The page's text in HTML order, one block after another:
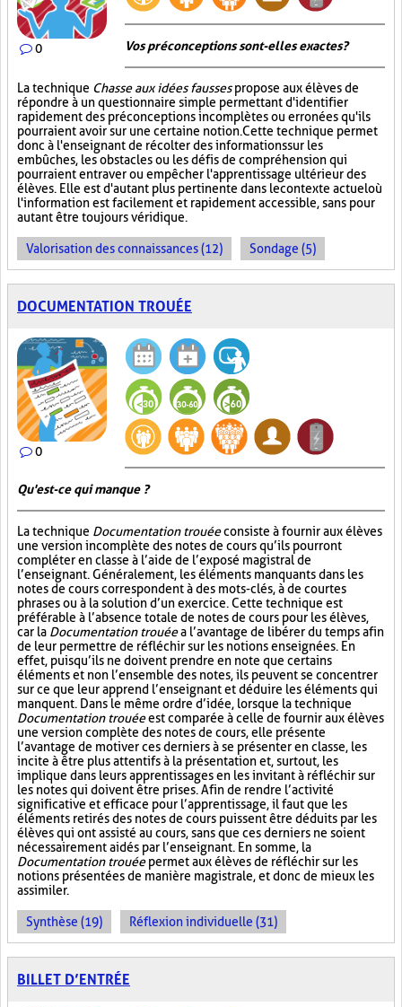
0 Vos préconceptions sont-elles exactes ?
La technique Chasse aux idées faussespropose aux élèves de
répondre à un questionnaire simple permettant d'identifier
rapidement des préconceptions incomplètes ou erronées qu'ils
pourraient avoir sur une certaine notion. Cette technique permet
donc à l'enseignant de récolter des informations sur les
embûches, les obstacles ou les défis de compréhension qui
pourraient entraver ou empêcher l'apprentissage ultérieur des
élèves. Elle est d'autant plus pertinente dans le contexte actuel où
l'information est facilement et rapidement accessible, sans pour
autant être toujours véridique.
Valorisation des connaissances (12) Sondage (5)
DOCUMENTATION TROUÉE
0
Qu'est-ce qui manque ?
La technique Documentation trouéeconsiste à fournir aux élèves
une version incomplète des notes de cours qu’ils pourront
compléter en classe à l’aide de l’exposé magistral de
l’enseignant. Généralement, les éléments manquants dans les
notes de cours correspondent à des mots-clés, à de courtes
phrases ou à la solution d’un exercice. Cette technique est
préférable à l’absence totale de notes de cours pour les élèves,
car la Documentation trouéea l’avantage de libérer du temps afin
de leur permettre de réfléchir sur les notions enseignées. En
effet, puisqu’ils ne doivent prendre en note que certains
éléments et non l’ensemble des notes, ils peuvent se concentrer
sur ce que leur apprend l’enseignant et déduire les éléments qui
manquent. Dans le même ordre d’idée, lorsque la technique
Documentation trouéeest comparée à celle de fournir aux élèves
une version complète des notes de cours, elle présente
l’avantage de motiver ces derniers à se présenter en classe, les
incite à être plus attentifs à la présentation et, surtout, les
implique dans leurs apprentissages en les invitant à réfléchir sur
les notes qui doivent être prises. Afin de rendre l’activité
significative et efficace pour l’apprentissage, il faut que les
éléments retirés des notes de cours puissent être déduits par les
élèves qui ont assisté au cours, sans que ces derniers ne soient
nécessairement aidés par l’enseignant. En somme, la
Documentation trouéepermet aux élèves de réfléchir sur les
notions présentées de manière magistrale, et donc de mieux les
assimiler.
Synthèse (19) Réflexion individuelle (31)
BILLET D’ENTRÉE